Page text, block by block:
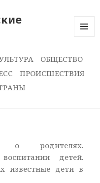
ОБЩЕСТВО
ПРОИСШЕСТВИЯ
о родителях.
детей.
известные дети в